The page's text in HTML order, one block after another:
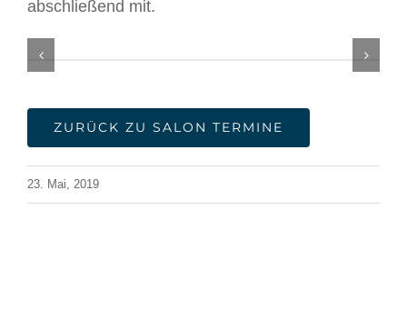
abschließend mit.
ZURÜCK ZU SALON TERMINE
23. Mai, 2019